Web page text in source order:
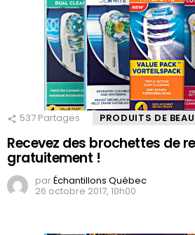
537 Partages PRODUITS DE
Recevez des brochettes de
gratuitement !
parÉchantillons Québec
26 octobre 2017, 10h00